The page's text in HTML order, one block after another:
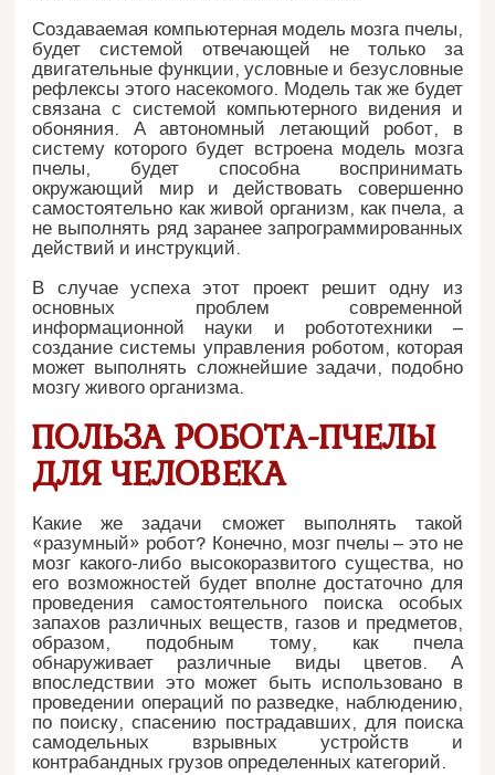
Создаваемая компьютерная модель мозга пчелы,
будет системой отвечающей не только за
двигательные функции, условные и безусловные
рефлексы этого насекомого. Модель так же будет
связана с системой компьютерного видения и
обоняния. А автономный летающий робот, в
систему которого будет встроена модель мозга
пчелы, будет способна воспринимать
окружающий мир и действовать совершенно
самостоятельно как живой организм, как пчела, а
не выполнять ряд заранее запрограммированных
действий и инструкций.
В случае успеха этот проект решит одну из
основных проблем современной
информационной науки и робототехники –
создание системы управления роботом, которая
может выполнять сложнейшие задачи, подобно
мозгу живого организма.
ПОЛЬЗА РОБОТА-ПЧЕЛЫ
ДЛЯ ЧЕЛОВЕКА
Какие же задачи сможет выполнять такой
«разумный» робот? Конечно, мозг пчелы – это не
мозг какого-либо высокоразвитого существа, но
его возможностей будет вполне достаточно для
проведения самостоятельного поиска особых
запахов различных веществ, газов и предметов,
образом, подобным тому, как пчела
обнаруживает различные виды цветов. А
впоследствии это может быть использовано в
проведении операций по разведке, наблюдению,
по поиску, спасению пострадавших, для поиска
самодельных взрывных устройств и
контрабандных грузов определенных категорий.